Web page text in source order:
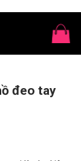
đeo tay